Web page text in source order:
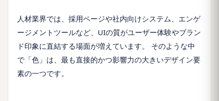
人材業界では、採用ページや社内向けシステム、エンゲ
ージメントツールなど、UIの質がユーザー体験やブラン
ド印象に直結する場面が増えています。 そのような中
で「色」は、最も直接的かつ影響力の大きいデザイン要
素の一つです。